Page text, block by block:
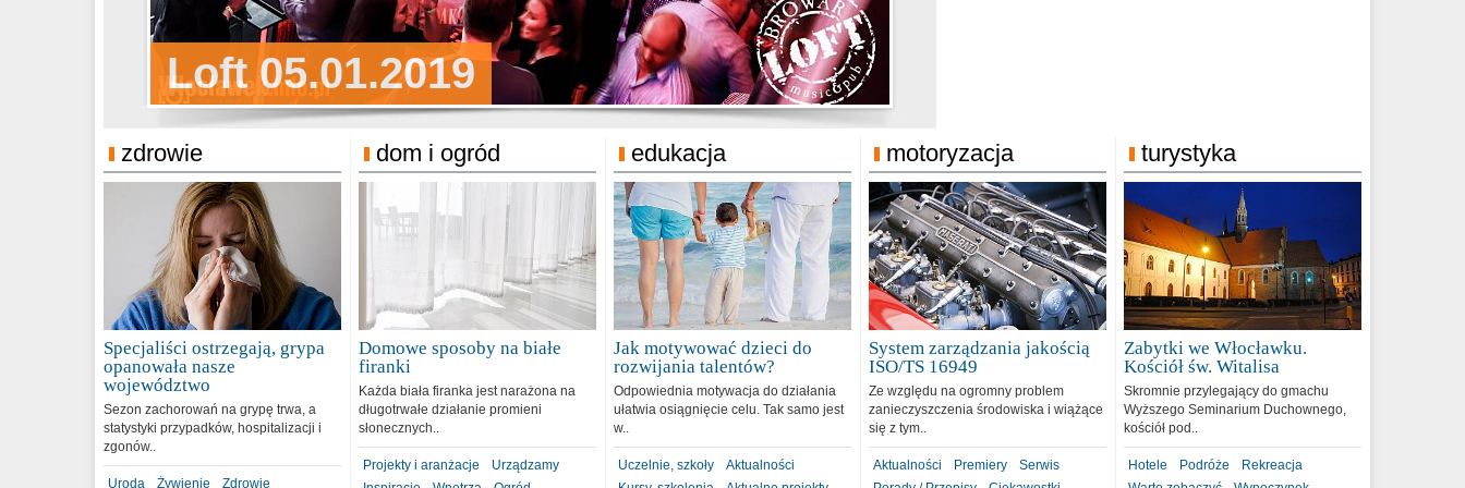
Loft 05.01.2019
Sylwester Podgrodzie 31.12.2018
Sylwester Pensjonat Michelin
31.12.2018
zdrowie
Specjaliści ostrzegają, grypa
opanowała nasze
województwo
Sezon zachorowań na grypę trwa, a
statystyki przypadków, hospitalizacji i
zgonów..
Uroda Żywienie Zdrowie
dom i ogród
Domowe sposoby na białe
firanki
Każda biała firanka jest narażona na
długotrwałe działanie promieni
słonecznych..
Projekty i aranżacje
Urządzamy
edukacja
Jak motywować dzieci do
rozwijania talentów?
Odpowiednia motywacja do działania
ułatwia osiągnięcie celu. Tak samo jest
w..
Uczelnie, szkoły
Aktualności
motoryzacja
System zarządzania jakością
ISO/TS 16949
Ze względu na ogromny problem
zanieczyszczenia środowiska i wiążące
się z tym..
Aktualności Premiery
Serwis
turystyka
Zabytki we Włocławku.
Kościół św. Witalisa
Skromnie przylegający do gmachu
Wyższego Seminarium Duchownego,
kościół pod..
Hotele Podróże
Rekreacja